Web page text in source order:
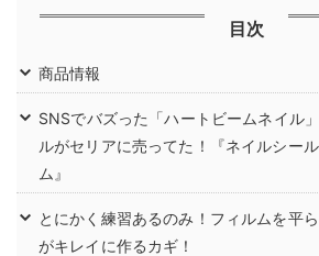
目次
商品情報
SNSでバズった「ハートビームネイル
ルがセリアに売ってた！『ネイルシー
ム』
とにかく練習あるのみ！フィルムを平
がキレイに作るカギ！